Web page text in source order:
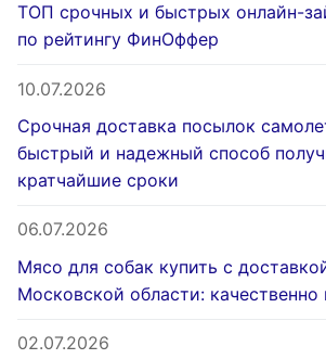
ТОП срочных и быстрых онлайн-
по рейтингу ФинОффер
10.07.2026
Срочная доставка посылок
быстрый и надежный способ
кратчайшие сроки
06.07.2026
Мясо для собак купить с
Московской области: качественно
02.07.2026